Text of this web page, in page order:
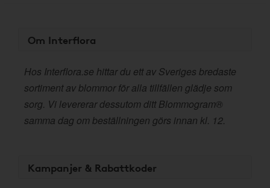
Om Interflora
Hos Interflora.se hittar du ett av Sveriges bredaste
sortiment av blommor för alla tillfällen glädje som
sorg. Vi levererar dessutom ditt Blommogram®
samma dag om beställningen görs innan kl. 12.
Kampanjer & Rabattkoder